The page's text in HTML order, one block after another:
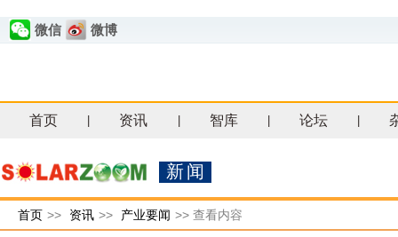
微信 微博
首页 资讯 智库 论坛
新闻
首页 >> 资讯 >> 产业要闻 >> 查看内容